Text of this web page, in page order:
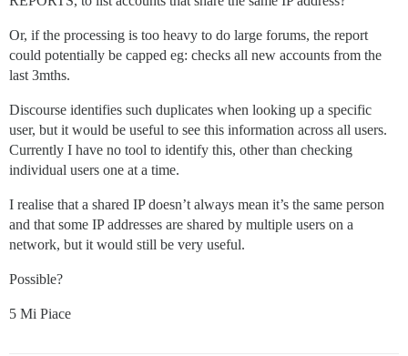
Or, if the processing is too heavy to do large forums, the report
could potentially be capped eg: checks all new accounts from the
last 3mths.
Discourse identifies such duplicates when looking up a specific
user, but it would be useful to see this information across all users.
Currently I have no tool to identify this, other than checking
individual users one at a time.
I realise that a shared IP doesn’t always mean it’s the same person
and that some IP addresses are shared by multiple users on a
network, but it would still be very useful.
Possible?
5 Mi Piace